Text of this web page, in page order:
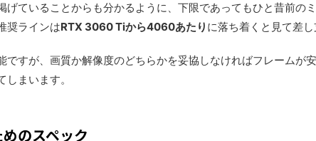
ていることからも分かるように、下限であってもひと昔前の
奨ラインはRTX 3060 Tiから4060あたり に落ち着くと見て差し
ですが、画質か解像度のどちらかを妥協しなければフレームが
まいます。
のスペック